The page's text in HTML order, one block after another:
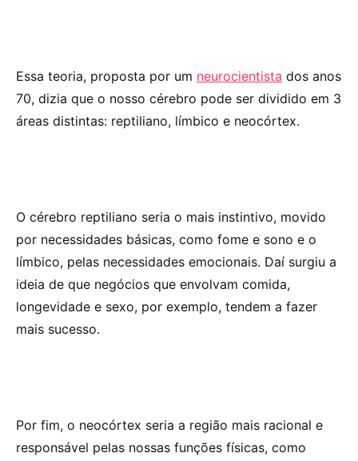
Essa teoria, proposta por um neurocientista dos anos
70, dizia que o nosso cérebro pode ser dividido em 3
áreas distintas: reptiliano, límbico e neocórtex.
O cérebro reptiliano seria o mais instintivo, movido
por necessidades básicas, como fome e sono e o
límbico, pelas necessidades emocionais. Daí surgiu a
ideia de que negócios que envolvam comida,
longevidade e sexo, por exemplo, tendem a fazer
mais sucesso.
Por fim, o neocórtex seria a região mais racional e
responsável pelas nossas funções físicas, como